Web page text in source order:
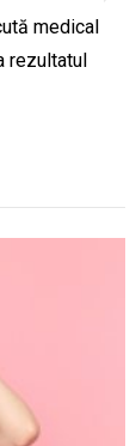
medical
rezultatul